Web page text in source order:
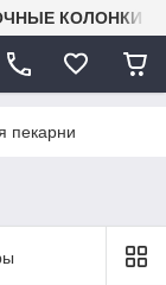
КОЛОНКИ
пекарни